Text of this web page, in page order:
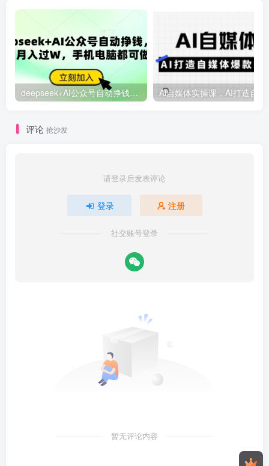
deepseek+AI公众号自动挣钱，轻松月入过W，手机电脑都可做
评论 抢沙发
请登录后发表评论
登录 注册
社交账号登录
暂无评论内容